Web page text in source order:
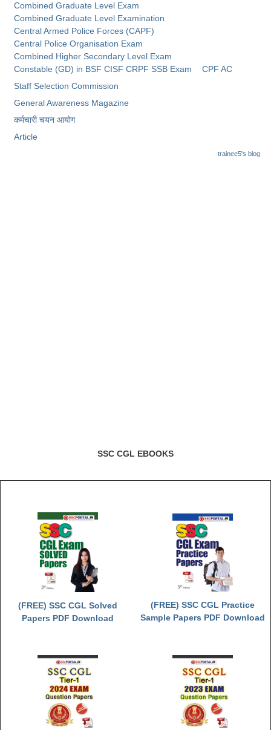
Combined Graduate Level Exam
Combined Graduate Level Examination
Central Armed Police Forces (CAPF)
Central Police Organisation Exam
Combined Higher Secondary Level Exam
Constable (GD) in BSF CISF CRPF SSB Exam
CPF AC
Staff Selection Commission
General Awareness Magazine
कर्मचारी चयन आयोग
Article
trainee5's blog
SSC CGL EBOOKS
(FREE) SSC CGL Solved
Papers PDF Download
(FREE) SSC CGL Practice
Sample Papers PDF Download